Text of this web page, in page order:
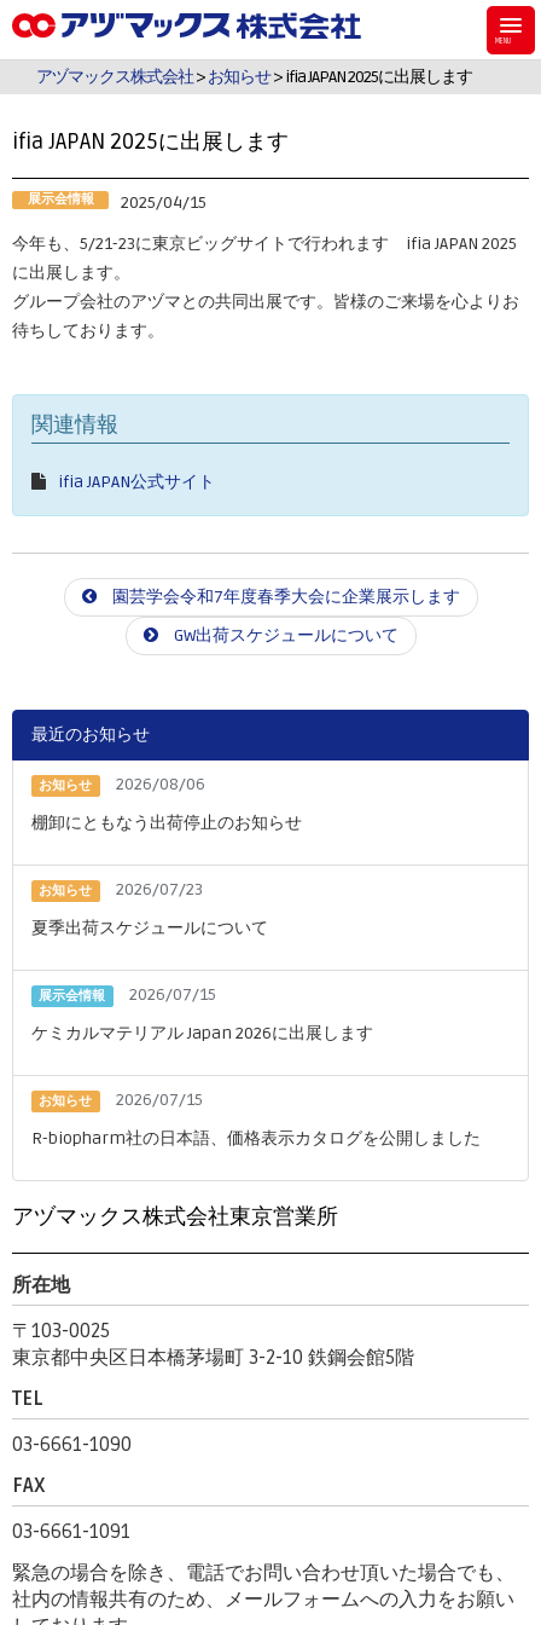
アヅマックスは、機能材料用のシラン・シリコーンなどのケミカル製品、食
品・飼料・環境・植物用の検査キットを販売しています。
アヅマックス株式会社>お知らせ> ifia JAPAN 2025に出展します
ifia JAPAN 2025に出展します
展示会情報
2025/04/15
今年も、5/21-23に東京ビッグサイトで行われます ifia JAPAN 2025
に出展します。
グループ会社のアヅマとの共同出展です。皆様のご来場を心よりお
待ちしております。
関連情報
ifia JAPAN公式サイト
園芸学会令和7年度春季大会に企業展示します
GW出荷スケジュールについて
最近のお知らせ
お知らせ
2026/08/06
棚卸にともなう出荷停止のお知らせ
お知らせ
2026/07/23
夏季出荷スケジュールについて
展示会情報
2026/07/15
ケミカルマテリアル Japan 2026に出展します
お知らせ
2026/07/15
R-biopharm社の日本語、価格表示カタログを公開しました
アヅマックス株式会社東京営業所
所在地
〒103-0025
東京都中央区日本橋茅場町 3-2-10 鉄鋼会館5階
TEL
03-6661-1090
FAX
03-6661-1091
緊急の場合を除き、電話でお問い合わせ頂いた場合でも、
社内の情報共有のため、メールフォームへの入力をお願い